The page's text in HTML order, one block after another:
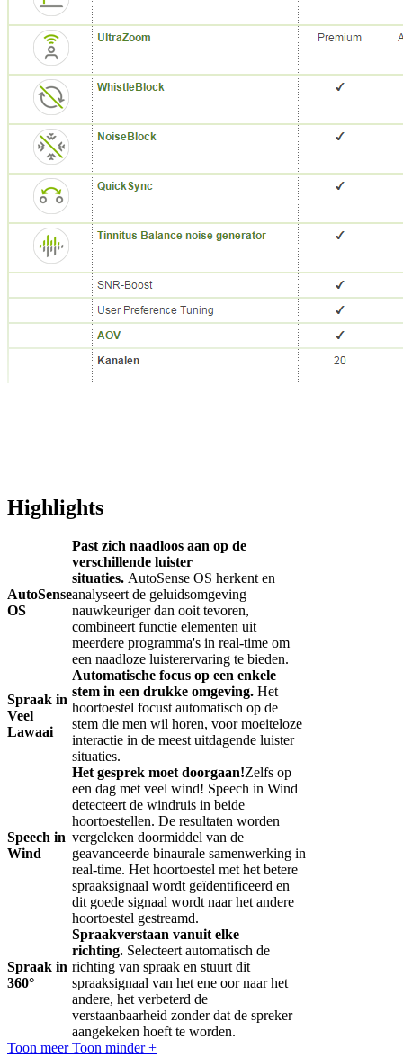
Highlights
AutoSense
OS
Past zich naadloos aan op de
verschillende luister
situaties. AutoSense OS herkent en
analyseert de geluidsomgeving
nauwkeuriger dan ooit tevoren,
combineert functie elementen uit
meerdere programma's in real-time om
een naadloze luisterervaring te bieden.
Spraak in
Veel
Lawaai
Automatische focus op een enkele
stem in een drukke omgeving. Het
hoortoestel focust automatisch op de
stem die men wil horen, voor moeiteloze
interactie in de meest uitdagende luister
situaties.
Speech in
Wind
Het gesprek moet doorgaan!Zelfs op
een dag met veel wind! Speech in Wind
detecteert de windruis in beide
hoortoestellen. De resultaten worden
vergeleken doormiddel van de
geavanceerde binaurale samenwerking in
real-time. Het hoortoestel met het betere
spraaksignaal wordt geïdentificeerd en
dit goede signaal wordt naar het andere
hoortoestel gestreamd.
Spraak in
360°
Spraakverstaan vanuit elke
richting. Selecteert automatisch de
richting van spraak en stuurt dit
spraaksignaal van het ene oor naar het
andere, het verbeterd de
verstaanbaarheid zonder dat de spreker
aangekeken hoeft te worden.
Toon meer Toon minder +